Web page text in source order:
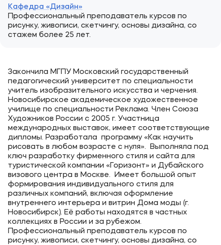
Кафедра «Дизайн»
Профессиональный преподаватель курсов по
рисунку, живописи, скетчингу, основы дизайна, со
стажем более 25 лет.
Закончила МГПУ Московский государственный
педагогический университет по специальности
учитель изобразительного искусства и черчения.
Новосибирское академическое художественное
училище по специальности Реклама. Член Союза
Художников России с 2005 г. Участница
международных выставок, имеет соответствующие
дипломы. Разработала программу «Как научить
рисовать в любом возрасте с нуля». Выполняла под
ключ разработку фирменного стиля и сайта для
туристической компании «Горизонт» и Дубайского
визового центра в Москве. Имеет большой опыт
формирования индивидуального стиля для
различных компаний, включая оформление
внутреннего интерьера и витрин Дома моды (г.
Новосибирск). Её работы находятся в частных
коллекциях в России и за рубежом.
Профессиональный преподаватель курсов по
рисунку, живописи, скетчингу, основы дизайна, со